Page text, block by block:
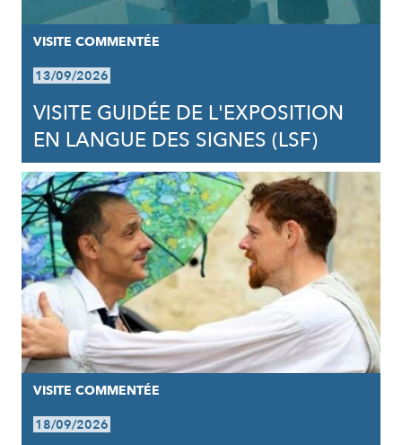
VISITE COMMENTÉE
13/09/2026
VISITE GUIDÉE DE L'EXPOSITION
EN LANGUE DES SIGNES (LSF)
VISITE COMMENTÉE
18/09/2026